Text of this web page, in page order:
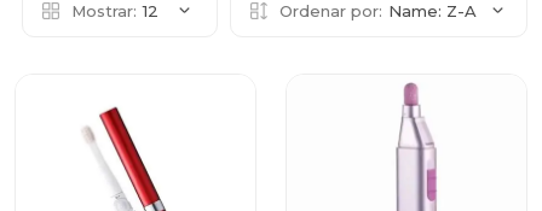
Mostrar: 12 Ordenar por: Name: Z-A